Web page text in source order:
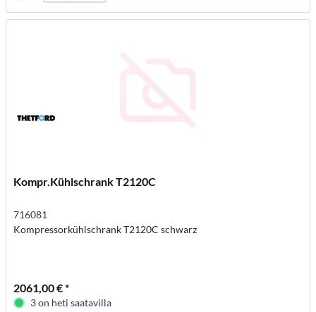
Kompr.Kühlschrank T2120C
716081
Kompressorkühlschrank T2120C schwarz
2061,00 € *
3 on heti saatavilla